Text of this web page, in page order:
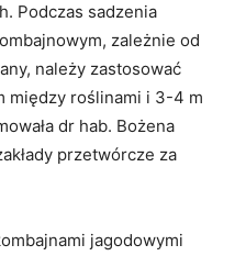
Podczas sadzenia
zależnie od
należy zastosować
między roślinami i 3-4 m
dr hab. Bożena
przetwórcze za
jagodowymi